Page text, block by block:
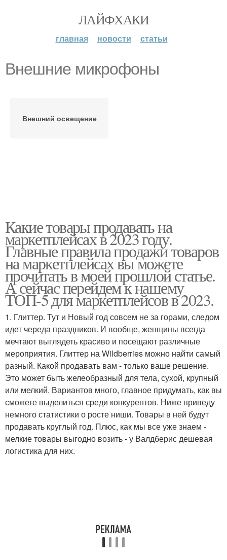
ЛАЙФХАКИ
главная новости статьи
Внешние микрофоны
Внешний освещение
Какие товары продавать на
маркетплейсах в 2023 году.
Главные правила продажи товаров
на маркетплейсах вы можете
прочитать в моей прошлой статье.
А сейчас перейдем к нашему
ТОП-5 для маркетплейсов в 2023.
1. Глиттер. Тут и Новый год совсем не за горами, следом
идет череда праздников. И вообще, женщины всегда
мечтают выглядеть красиво и посещают различные
мероприятия. Глиттер на Wildberries можно найти самый
разный. Какой продавать вам - только ваше решение.
Это может быть желеобразный для тела, сухой, крупный
или мелкий. Вариантов много, главное придумать, как вы
сможете выделиться среди конкурентов. Ниже приведу
немного статистики о росте ниши. Товары в ней будут
продавать круглый год. Плюс, как мы все уже знаем -
мелкие товары выгодно возить - у Валдберис дешевая
логистика для них.